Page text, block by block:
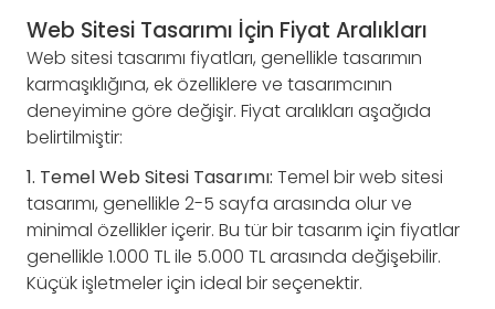
Web Sitesi Tasarımı İçin Fiyat Aralıkları
Web sitesi tasarımı fiyatları, genellikle tasarımın
karmaşıklığına, ek özelliklere ve tasarımcının
deneyimine göre değişir. Fiyat aralıkları aşağıda
belirtilmiştir:
1. Temel Web Sitesi Tasarımı: Temel bir web sitesi
tasarımı, genellikle 2-5 sayfa arasında olur ve
minimal özellikler içerir. Bu tür bir tasarım için fiyatlar
genellikle 1.000 TL ile 5.000 TL arasında değişebilir.
Küçük işletmeler için ideal bir seçenektir.